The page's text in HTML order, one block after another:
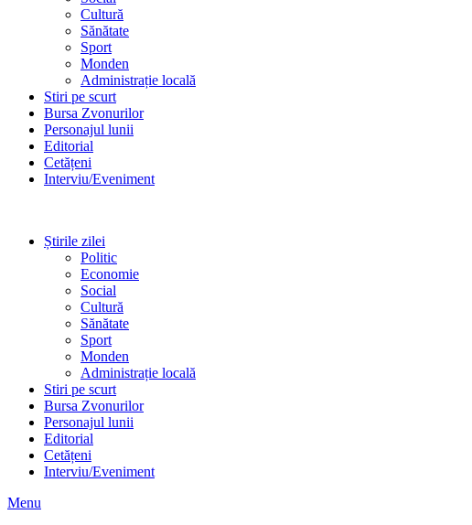
Cultură
Sănătate
Sport
Monden
Administrație locală
Stiri pe scurt
Bursa Zvonurilor
Personajul lunii
Editorial
Cetățeni
Interviu/Eveniment
Știrile zilei
Politic
Economie
Social
Cultură
Sănătate
Sport
Monden
Administrație locală
Stiri pe scurt
Bursa Zvonurilor
Personajul lunii
Editorial
Cetățeni
Interviu/Eveniment
Menu